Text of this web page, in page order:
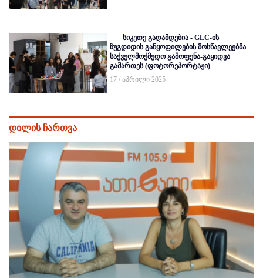
სიკეთე გადამდებია - GLC-ის
ზუგდიდის განყოფილების მოსწავლეებმა
საქველმოქმედო გამოფენა-გაყიდვა
გამართეს (ფოტორეპორტაჟი)
17 / აპრილი 2025
დილის ჩართვა